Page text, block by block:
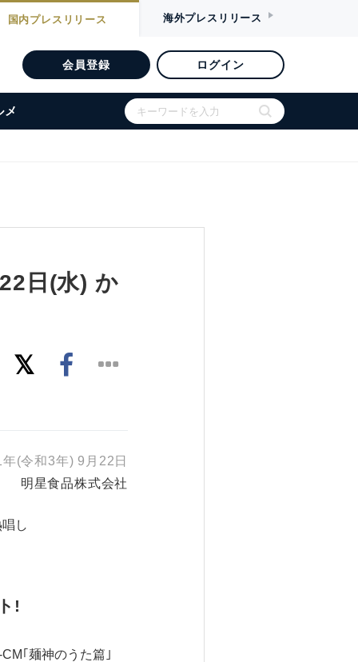
国内プレスリリース 海外プレスリリース
会員登録 ログイン
メ
日(水) か
(令和3年) 9月22日
明星食品株式会社
し
!
｢麺神のうた篇｣